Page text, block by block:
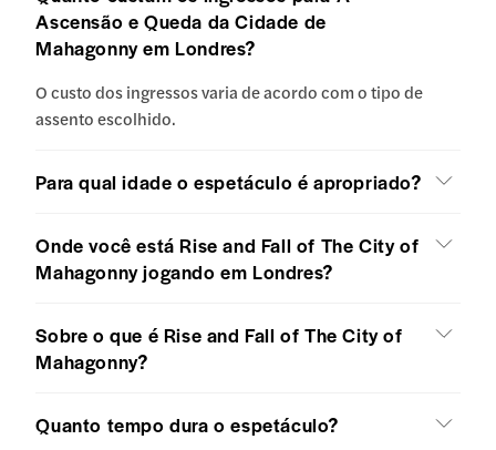
Ascensão e Queda da Cidade de
Mahagonny em Londres?
O custo dos ingressos varia de acordo com o tipo de
assento escolhido.
Para qual idade o espetáculo é apropriado?
Onde você está Rise and Fall of The City of
Mahagonny jogando em Londres?
Sobre o que é Rise and Fall of The City of
Mahagonny?
Quanto tempo dura o espetáculo?